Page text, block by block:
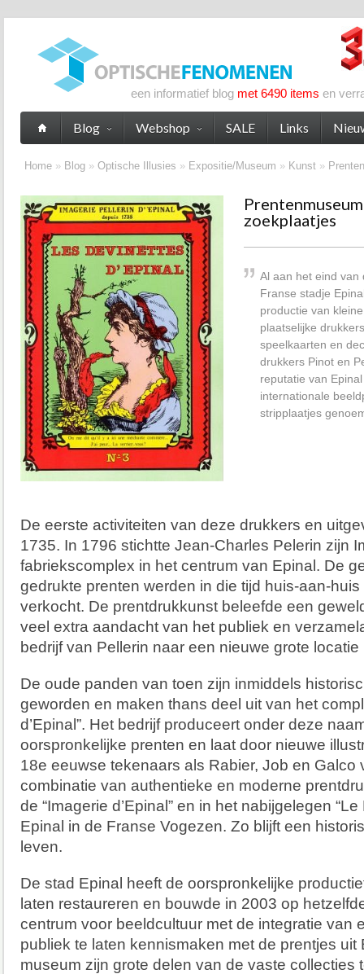
een informatief blog met 6490 items en
Home » Blog » Optische Illusies » Expositie/Museum » Kunst »
zoekplaatjes
Al aan het eind van
Franse stadje
productie van
plaatselijke
speelkaarten en
drukkers Pinot en
reputatie van
internationale
stripplaatjes
De eerste activiteiten van deze drukkers en
1735. In 1796 stichtte Jean-Charles Pelerin zijn
fabriekscomplex in het centrum van Epinal. De
gedrukte prenten werden in die tijd huis-aan-
verkocht. De prentdrukkunst beleefde een
veel extra aandacht van het publiek en
bedrijf van Pellerin naar een nieuwe grote
De oude panden van toen zijn inmiddels
geworden en maken thans deel uit van het
d’Epinal”. Het bedrijf produceert onder deze
oorspronkelijke prenten en laat door nieuwe
18e eeuwse tekenaars als Rabier, Job en Galco
combinatie van authentieke en moderne
de “Imagerie d’Epinal” en in het nabijgelegen “Le
Epinal in de Franse Vogezen. Zo blijft een
leven.
De stad Epinal heeft de oorspronkelijke
laten restaureren en bouwde in 2003 op
centrum voor beeldcultuur met de integratie van
publiek te laten kennismaken met de prentjes uit
museum zijn grote delen van de vaste collecties
Blog Webshop SALE Links